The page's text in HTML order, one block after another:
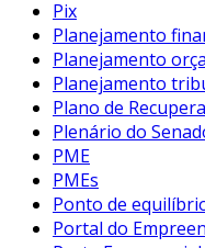
Pix
Planejamento
Planejamento
Planejamento
Plano de
Plenário do
PME
PMEs
Ponto de
Portal do